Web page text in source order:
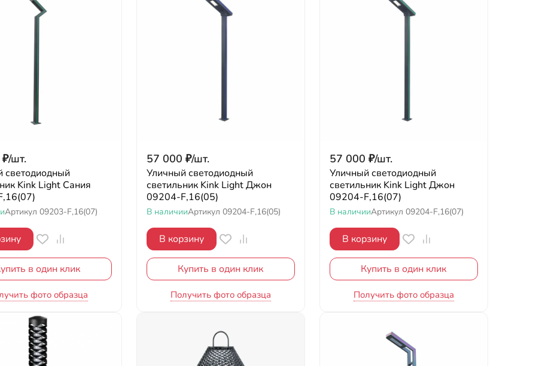
₽/шт.
светодиодный
Kink Light Сания
Артикул 09203-F,16(07)
в один клик
фото образца
57 000 ₽/шт.
Уличный светодиодный
светильник Kink Light Джон
09204-F,16(05)
В наличииАртикул 09204-F,16(05)
В корзину
Купить в один клик
Получить фото образца
57 000 ₽/шт.
Уличный светодиодный
светильник Kink Light Джон
09204-F,16(07)
В наличииАртикул 09204-F,16(07)
В корзину
Купить в один клик
Получить фото образца